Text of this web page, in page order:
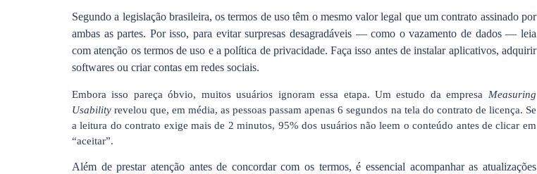
Segundo a legislação brasileira, os termos de uso têm o mesmo valor legal que um contrato assinado por
ambas as partes. Por isso, para evitar surpresas desagradáveis — como o vazamento de dados — leia
com atenção os termos de uso e a política de privacidade. Faça isso antes de instalar aplicativos, adquirir
softwares ou criar contas em redes sociais.
Embora isso pareça óbvio, muitos usuários ignoram essa etapa. Um estudo da empresa Measuring
Usability revelou que, em média, as pessoas passam apenas 6 segundos na tela do contrato de licença. Se
a leitura do contrato exige mais de 2 minutos, 95% dos usuários não leem o conteúdo antes de clicar em
“aceitar”.
Além de prestar atenção antes de concordar com os termos, é essencial acompanhar as atualizações